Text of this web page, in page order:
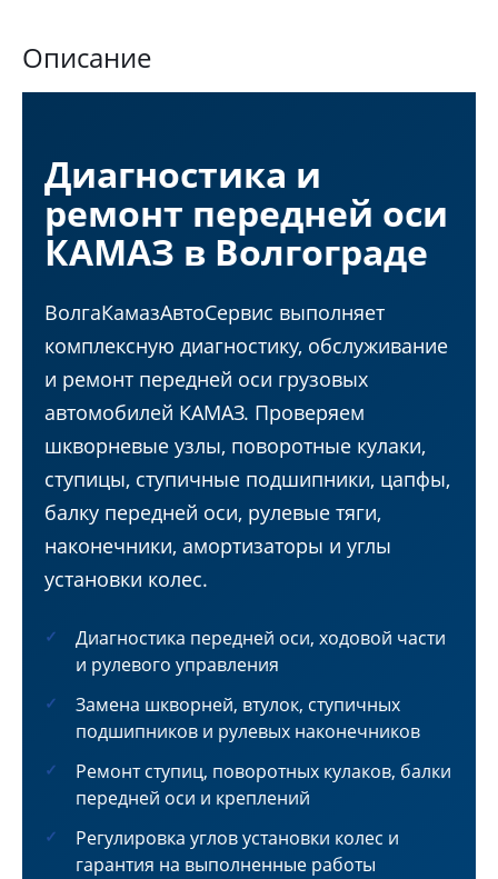
Описание
Диагностика и
ремонт передней оси
КАМАЗ в Волгограде
ВолгаКамазАвтоСервис выполняет
комплексную диагностику, обслуживание
и ремонт передней оси грузовых
автомобилей КАМАЗ. Проверяем
шкворневые узлы, поворотные кулаки,
ступицы, ступичные подшипники, цапфы,
балку передней оси, рулевые тяги,
наконечники, амортизаторы и углы
установки колес.
Диагностика передней оси, ходовой части
и рулевого управления
Замена шкворней, втулок, ступичных
подшипников и рулевых наконечников
Ремонт ступиц, поворотных кулаков, балки
передней оси и креплений
Регулировка углов установки колес и
гарантия на выполненные работы